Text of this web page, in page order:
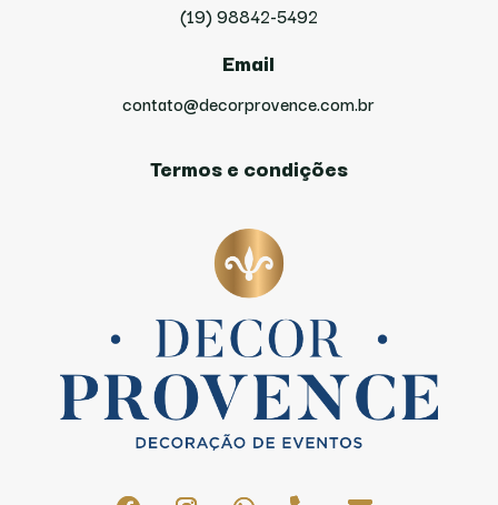
(19) 98842-5492
Email
contato@decorprovence.com.br
Termos e condições